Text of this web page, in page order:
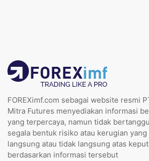
FOREXimf.com sebagai website resmi
Mitra Futures menyediakan informasi
yang terpercaya, namun tidak
segala bentuk risiko atau kerugian
langsung atau tidak langsung atas
berdasarkan informasi tersebut